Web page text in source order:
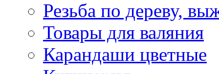
Резьба по дереву,
Товары для валяния
Карандаши цветные